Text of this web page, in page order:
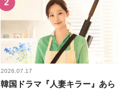
2026.07.17
韓国ドラマ『人妻キラー』あら